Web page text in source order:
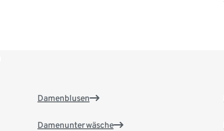
Damenblusen
Damenunterwäsche